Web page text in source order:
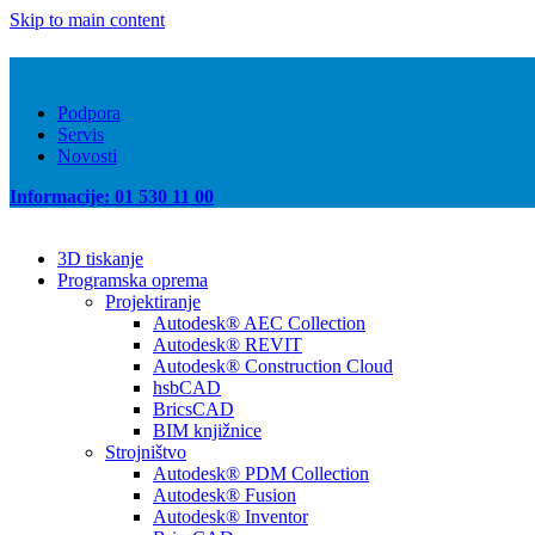
Skip to main content
Podpora
Servis
Novosti
Informacije: 01 530 11 00
3D tiskanje
Programska oprema
Projektiranje
Autodesk® AEC Collection
Autodesk® REVIT
Autodesk® Construction Cloud
hsbCAD
BricsCAD
BIM knjižnice
Strojništvo
Autodesk® PDM Collection
Autodesk® Fusion
Autodesk® Inventor